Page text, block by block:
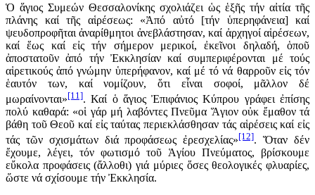
Ὁ ἅγιος Συμεών Θεσσαλονίκης σχολιάζει ὡς ἑξῆς τήν αἰτία τῆς
πλάνης καί τῆς αἱρέσεως: «Ἀπό αὐτό [τήν ὑπερηφάνεια] καί
ψευδοπροφῆται ἀναρίθμητοι ἀνεβλάστησαν, καί ἀρχηγοί αἱρέσεων,
καί ἕως καί εἰς τήν σήμερον μερικοί, ἐκεῖνοι δηλαδή, ὁποῦ
ἀποστατοῦν ἀπό τήν Ἐκκλησίαν καί συμπεριφέρονται μέ τούς
αἱρετικούς ἀπό γνώμην ὑπερήφανον, καί μέ τό νά θαρροῦν εἰς τόν
ἑαυτόν των, καί νομίζουν, ὅτι εἶναι σοφοί, μᾶλλον δέ
μωραίνονται»[11]. Καί ὁ ἅγιος Ἐπιφάνιος Κύπρου γράφει ἐπίσης
πολύ καθαρά: «οἱ γάρ μή λαβόντες Πνεῦμα Ἅγιον οὐκ ἔμαθον τά
βάθη τοῦ Θεοῦ καί εἰς ταύτας περιεκλάσθησαν τάς αἱρέσεις καί εἰς
τάς τῶν σχισμάτων διά προφάσεως ἐρεσχελίας»[12]. Ὅταν δέν
ἔχουμε, λέγει, τόν φωτισμό τοῦ Ἁγίου Πνεύματος, βρίσκουμε
εὔκολα προφάσεις (ἄλλοθι) γιά μύριες ὅσες θεολογικές φλυαρίες,
ὥστε νά σχίσουμε τήν Ἐκκλησία.